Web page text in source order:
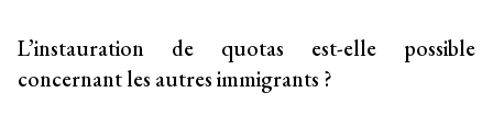
L’instauration de quotas est-elle possible
concernant les autres immigrants ?